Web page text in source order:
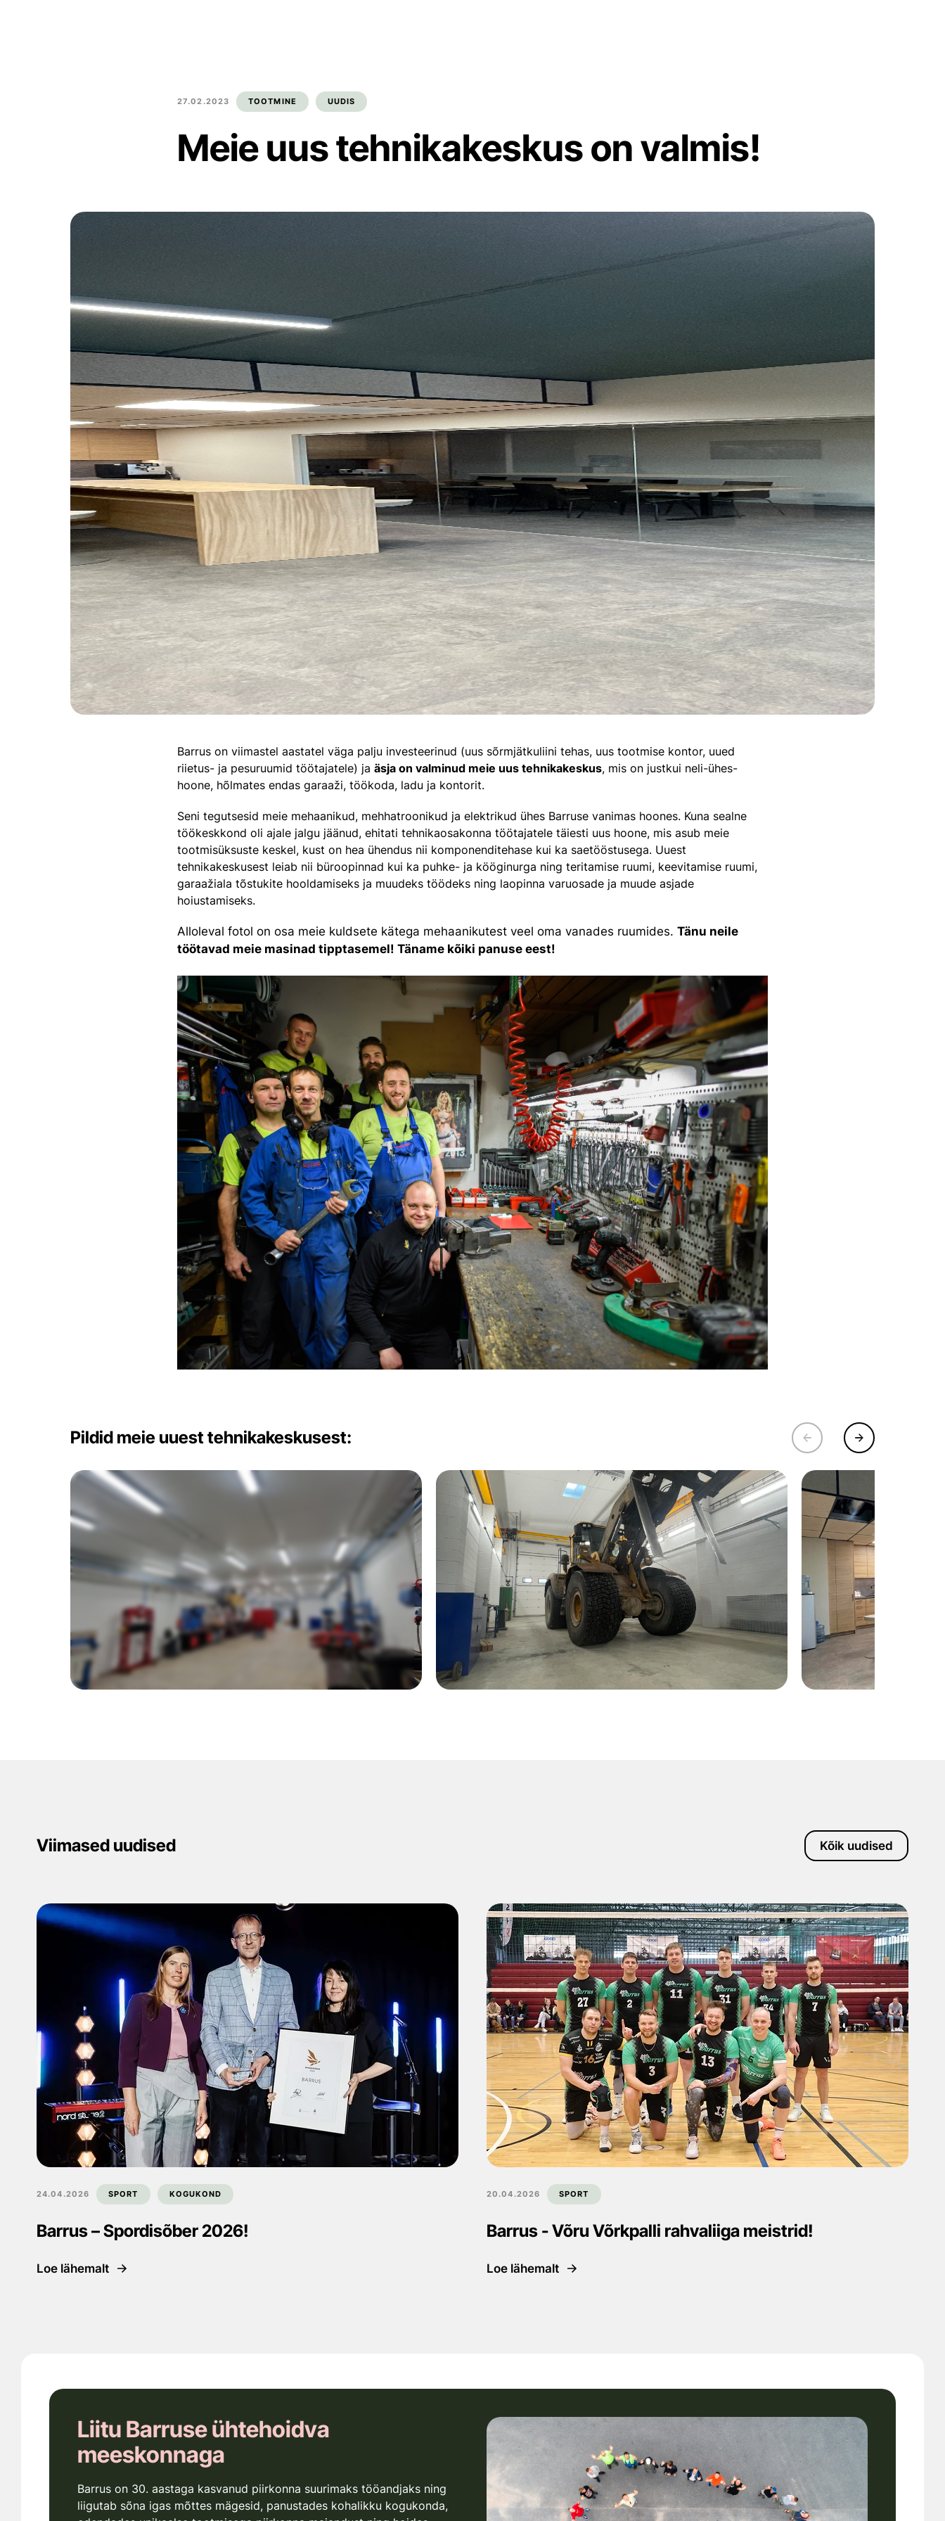
27.02.2023 TOOTMINE UUDIS
Meie uus tehnikakeskus on valmis!
Barrus on viimastel aastatel väga palju investeerinud (uus sõrmjätkuliini tehas, uus tootmise kontor, uued
riietus- ja pesuruumid töötajatele) ja äsja on valminud meie uus tehnikakeskus, mis on justkui neli-ühes-
hoone, hõlmates endas garaaži, töökoda, ladu ja kontorit.
Seni tegutsesid meie mehaanikud, mehhatroonikud ja elektrikud ühes Barruse vanimas hoones. Kuna sealne
töökeskkond oli ajale jalgu jäänud, ehitati tehnikaosakonna töötajatele täiesti uus hoone, mis asub meie
tootmisüksuste keskel, kust on hea ühendus nii komponenditehase kui ka saetööstusega. Uuest
tehnikakeskusest leiab nii büroopinnad kui ka puhke- ja kööginurga ning teritamise ruumi, keevitamise ruumi,
garaažiala tõstukite hooldamiseks ja muudeks töödeks ning laopinna varuosade ja muude asjade
hoiustamiseks.
Alloleval fotol on osa meie kuldsete kätega mehaanikutest veel oma vanades ruumides. Tänu neile
töötavad meie masinad tipptasemel! Täname kõiki panuse eest!
Pildid meie uuest tehnikakeskusest:
Viimased uudised Kõik uudised
24.04.2026 SPORT KOGUKOND
Barrus – Spordisõber 2026!
Loe lähemalt
20.04.2026 SPORT
Barrus - Võru Võrkpalli rahvaliiga meistrid!
Loe lähemalt
Liitu Barruse ühtehoidva
meeskonnaga
Barrus on 30. aastaga kasvanud piirkonna suurimaks tööandjaks ning
liigutab sõna igas mõttes mägesid, panustades kohalikku kogukonda,